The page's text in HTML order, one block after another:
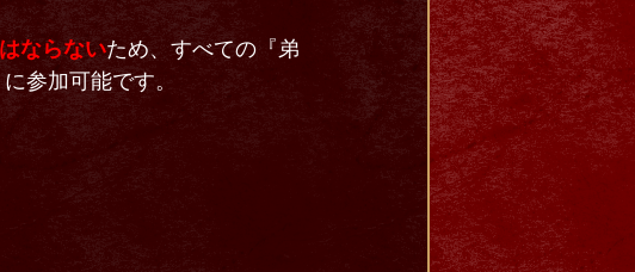
ならないため、すべての『弟
参加可能です。